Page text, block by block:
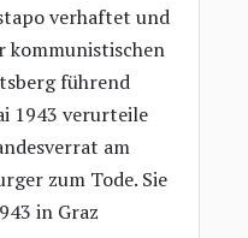
verhaftet und
kommunistischen
führend
1943 verurteile
am
zum Tode. Sie
in Graz